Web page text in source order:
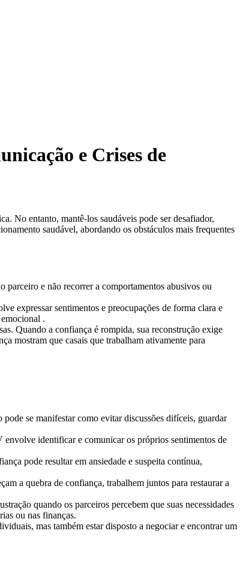
e Crises de
No entanto, mantê-los saudáveis pode ser desafiador,
saudável, abordando os obstáculos mais frequentes
parceiro e não recorrer a comportamentos abusivos ou
expressar sentimentos e preocupações de forma clara e
.
Quando a confiança é rompida, sua reconstrução exige
mostram que casais que trabalham ativamente para
se manifestar como evitar discussões difíceis, guardar
envolve identificar e comunicar os próprios sentimentos de
pode resultar em ansiedade e suspeita contínua,
a quebra de confiança, trabalhem juntos para restaurar a
quando os parceiros percebem que suas necessidades
ou nas finanças.
mas também estar disposto a negociar e encontrar um